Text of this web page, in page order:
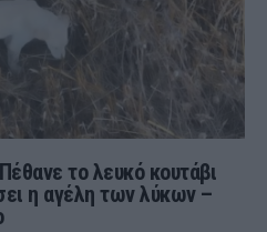
το λευκό κουτάβι
η αγέλη των λύκων –